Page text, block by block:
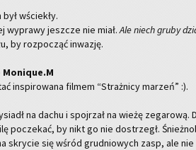
był wście­kły.
wy­pra­wy jesz­cze nie miał.Ale niech gruby
by roz­po­cząć in­wa­zję.
Mo­ni­que.M
in­spi­ro­wa­na fil­mem “Straż­ni­cy ma­rzeń” :).
na dachu i spoj­rzał na wieżę
po­cze­kać, by nikt go nie do­strzegł.
skry­cie się wśród gru­dnio­wych zasp, ale